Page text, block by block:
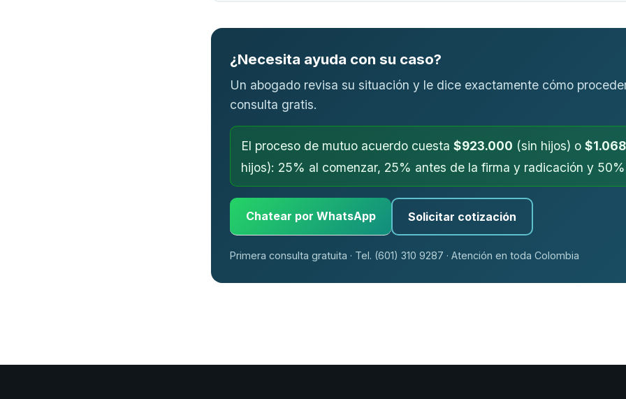
¿Necesita ayuda con su caso?
Un abogado revisa su situación y le dice exactamente cómo
consulta gratis.
El proceso de mutuo acuerdo cuesta $923.000 (sin hijos) o
hijos): 25% al comenzar, 25% antes de la firma y radicación y
Chatear por WhatsApp Solicitar cotización
Primera consulta gratuita · Tel. (601) 310 9287 · Atención en toda Colombia